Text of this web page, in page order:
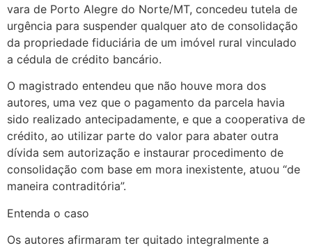
vara de Porto Alegre do Norte/MT, concedeu tutela de
urgência para suspender qualquer ato de consolidação
da propriedade fiduciária de um imóvel rural vinculado
a cédula de crédito bancário.
O magistrado entendeu que não houve mora dos
autores, uma vez que o pagamento da parcela havia
sido realizado antecipadamente, e que a cooperativa de
crédito, ao utilizar parte do valor para abater outra
dívida sem autorização e instaurar procedimento de
consolidação com base em mora inexistente, atuou “de
maneira contraditória”.
Entenda o caso
Os autores afirmaram ter quitado integralmente a